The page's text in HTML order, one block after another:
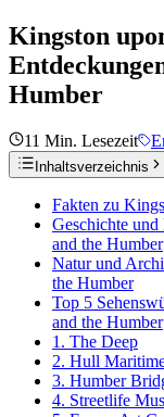
Kingston
Humber
11 Min. Lesezeit
Inhaltsverzeichnis
Fakten zu
Geschichte
and the Humber
Natur und
the Humber
Top 5
and the Humber
1. The Deep
2. Hull
3. Humber
4. Streetlife